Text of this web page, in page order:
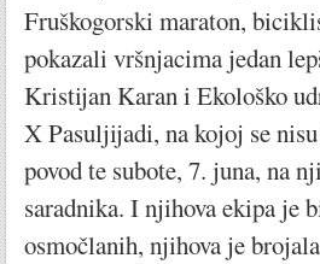
Fruškogorski maraton,
pokazali vršnjacima jedan
Kristijan Karan i Ekološko
X Pasuljijadi, na kojoj se
povod te subote, 7. juna, na
saradnika. I njihova ekipa je
osmočlanih, njihova je